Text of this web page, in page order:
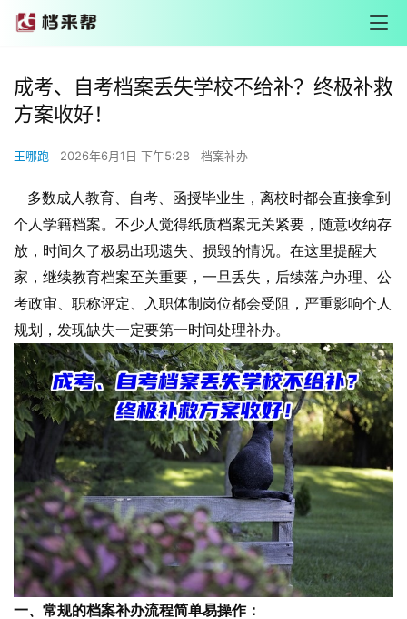
成考、自考档案丢失学校不给补？终极补救
方案收好！
王哪跑 2026年6月1日 下午5:28 档案补办
多数成人教育、自考、函授毕业生，离校时都会直接拿到
个人学籍档案。不少人觉得纸质档案无关紧要，随意收纳存
放，时间久了极易出现遗失、损毁的情况。在这里提醒大
家，继续教育档案至关重要，一旦丢失，后续落户办理、公
考政审、职称评定、入职体制岗位都会受阻，严重影响个人
规划，发现缺失一定要第一时间处理补办。
一、常规的档案补办流程简单易操作：